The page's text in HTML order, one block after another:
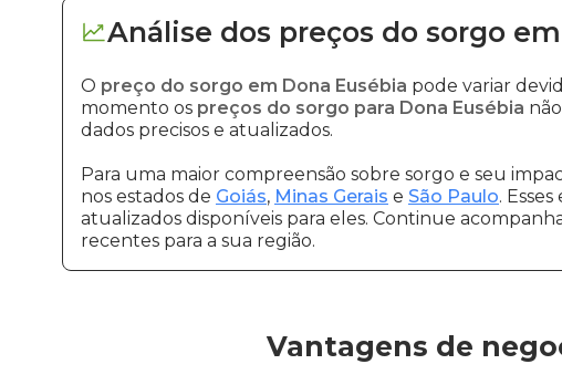
Análise dos preços do sorgo em
O preço do sorgo em Dona Eusébia pode variar
momento os preços do sorgo para Dona Eusébia
dados precisos e atualizados.
Para uma maior compreensão sobre sorgo e seu
nos estados de Goiás, Minas Gerais e São Paulo.
atualizados disponíveis para eles. Continue
recentes para a sua região.
Vantagens de